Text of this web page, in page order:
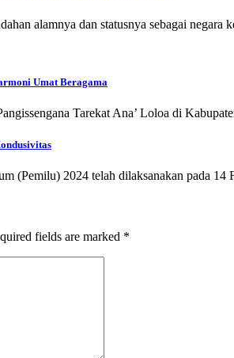
alamnya dan statusnya sebagai
Umat Beragama
Tarekat Ana’ Loloa di
(Pemilu) 2024 telah dilaksanakan pada 14
fields are marked *